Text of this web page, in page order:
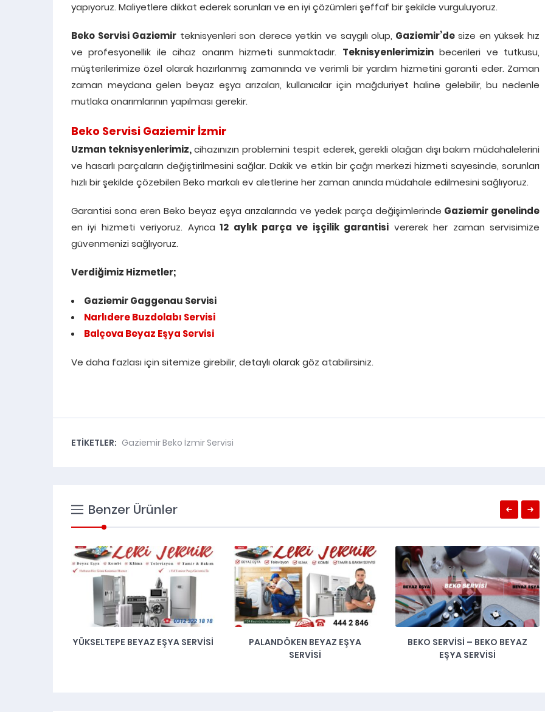
yapıyoruz. Maliyetlere dikkat ederek sorunları ve en iyi çözümleri şeffaf bir şekilde vurguluyoruz.
Beko Servisi Gaziemir teknisyenleri son derece yetkin ve saygılı olup, Gaziemir’desize en yüksek hız
ve profesyonellik ile cihaz onarım hizmeti sunmaktadır. Teknisyenlerimizinbecerileri ve tutkusu,
müşterilerimize özel olarak hazırlanmış zamanında ve verimli bir yardım hizmetini garanti eder. Zaman
zaman meydana gelen beyaz eşya arızaları, kullanıcılar için mağduriyet haline gelebilir, bu nedenle
mutlaka onarımlarının yapılması gerekir.
Beko Servisi Gaziemir İzmir
Uzman teknisyenlerimiz,cihazınızın problemini tespit ederek, gerekli olağan dışı bakım müdahalelerini
ve hasarlı parçaların değiştirilmesini sağlar. Dakik ve etkin bir çağrı merkezi hizmeti sayesinde, sorunları
hızlı bir şekilde çözebilen Beko markalı ev aletlerine her zaman anında müdahale edilmesini sağlıyoruz.
Garantisi sona eren Beko beyaz eşya arızalarında ve yedek parça değişimlerinde Gaziemir genelinde
en iyi hizmeti veriyoruz. Ayrıca 12 aylık parça ve işçilik garantisi vererek her zaman servisimize
güvenmenizi sağlıyoruz.
Verdiğimiz Hizmetler;
Gaziemir Gaggenau Servisi
Narlıdere Buzdolabı Servisi
Balçova Beyaz Eşya Servisi
Ve daha fazlası için sitemize girebilir, detaylı olarak göz atabilirsiniz.
ETİKETLER: Gaziemir Beko İzmir Servisi
Benzer Ürünler
PALANDÖKEN BEYAZ EŞYA
BEKO SERVISI – BEKO BEYAZ
EŞYA SERVISI
BUCA ÇAMAŞIR MAKINESI
TAMIRCISI 0232 262 00 33 – EN